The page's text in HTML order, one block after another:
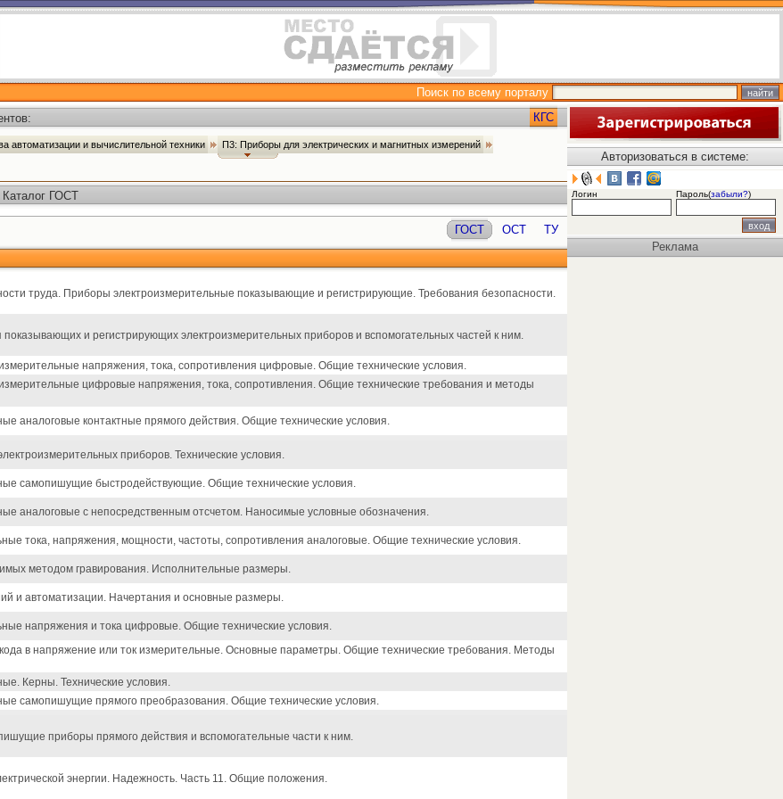
Поиск по всему порталу
КГС
автоматизации и вычислительной техники П3: Приборы для электрических и магнитных измерений
ГОСТ
ГОСТ ОСТ ТУ
труда. Приборы электроизмерительные показывающие и регистрирующие. Требования безопасности.
и регистрирующих электроизмерительных приборов и вспомогательных частей к ним.
напряжения, тока, сопротивления цифровые. Общие технические условия.
цифровые напряжения, тока, сопротивления. Общие технические требования и методы
аналоговые контактные прямого действия. Общие технические условия.
приборов. Технические условия.
самопишущие быстродействующие. Общие технические условия.
аналоговые с непосредственным отсчетом. Наносимые условные обозначения.
тока, напряжения, мощности, частоты, сопротивления аналоговые. Общие технические условия.
методом гравирования. Исполнительные размеры.
и автоматизации. Начертания и основные размеры.
напряжения и тока цифровые. Общие технические условия.
в напряжение или ток измерительные. Основные параметры. Общие технические требования. Методы
Керны. Технические условия.
самопишущие прямого преобразования. Общие технические условия.
приборы прямого действия и вспомогательные части к ним.
энергии. Надежность. Часть 11. Общие положения.
Авторизоваться в системе:
Логин Пароль(забыли?)
Реклама